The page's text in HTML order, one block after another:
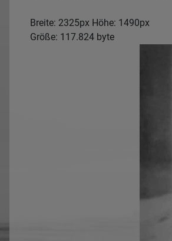
Breite: 2325px Höhe: 1490px
Größe: 117.824 byte